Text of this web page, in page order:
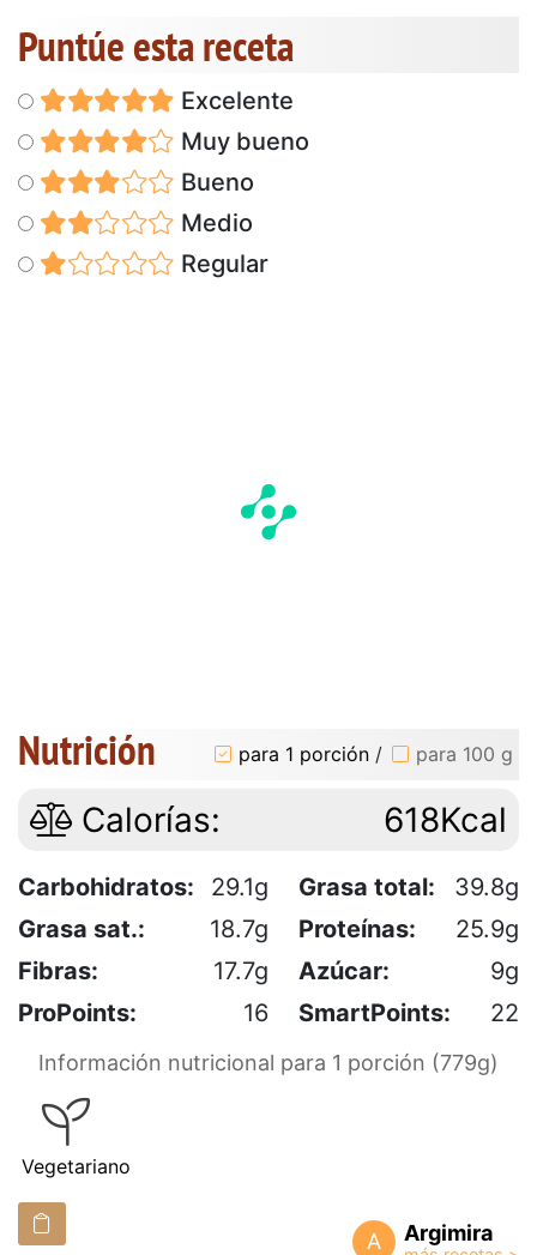
Puntúe esta receta
Excelente
Muy bueno
Bueno
Medio
Regular
Nutrición para 1 porción / para 100 g
Calorías: 618Kcal
Carbohidratos: 29.1g Grasa total:
39.8g
Grasa sat.:
18.7g Proteínas:
25.9g
Fibras:
17.7g Azúcar:
9g
ProPoints:
16 SmartPoints: 22
Información nutricional para 1 porción (779g)
Vegetariano
A Argimira